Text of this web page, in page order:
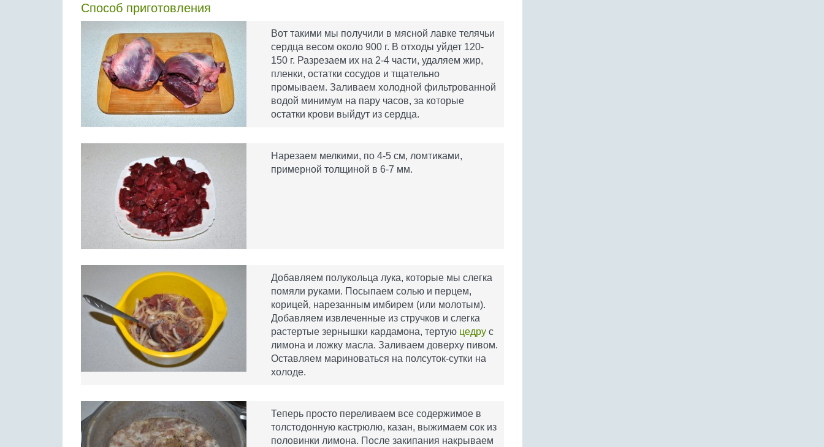
Способ приготовления
Вот такими мы получили в мясной лавке телячьи
сердца весом около 900 г. В отходы уйдет 120-
150 г. Разрезаем их на 2-4 части, удаляем жир,
пленки, остатки сосудов и тщательно
промываем. Заливаем холодной фильтрованной
водой минимум на пару часов, за которые
остатки крови выйдут из сердца.
Нарезаем мелкими, по 4-5 см, ломтиками,
примерной толщиной в 6-7 мм.
Добавляем полукольца лука, которые мы слегка
помяли руками. Посыпаем солью и перцем,
корицей, нарезанным имбирем (или молотым).
Добавляем извлеченные из стручков и слегка
растертые зернышки кардамона, тертую цедру с
лимона и ложку масла. Заливаем доверху пивом.
Оставляем мариноваться на полсуток-сутки на
холоде.
Теперь просто переливаем все содержимое в
толстодонную кастрюлю, казан, выжимаем сок из
половинки лимона. После закипания накрываем